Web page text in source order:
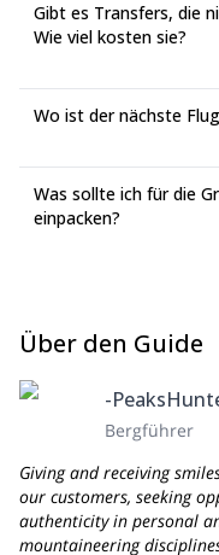
Gibt es Transfers, die
Wie viel kosten sie?
Wo ist der nächste
Was sollte ich für die
einpacken?
Über den Guide
-
Bergführer
Giving and receiving
our customers, seeking
authenticity in personal
mountaineering